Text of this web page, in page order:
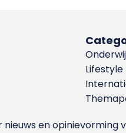
Lifestyle
en